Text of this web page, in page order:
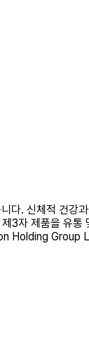
. 신체적 건강
3자 제품을 유
Holding Group